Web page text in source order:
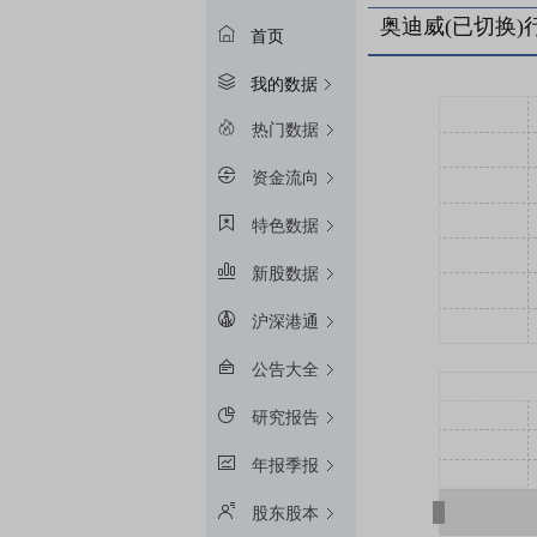
首页
我的数据
热门数据
资金流向
特色数据
新股数据
沪深港通
公告大全
研究报告
年报季报
股东股本
奥迪威(已切换)